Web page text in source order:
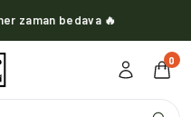
zaman bedava 🔥
0